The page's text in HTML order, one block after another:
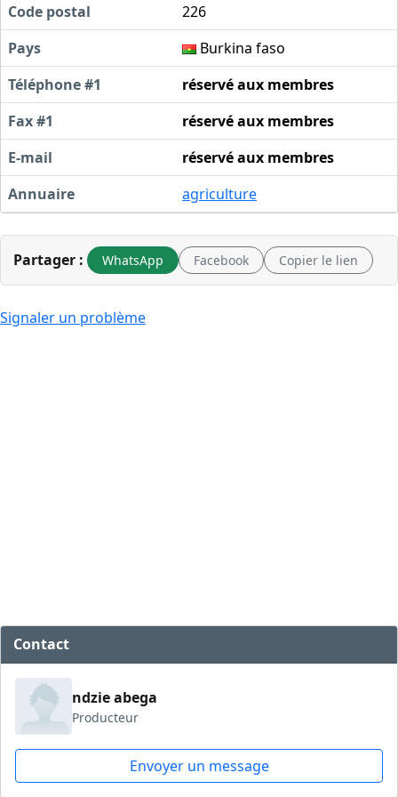
Code postal
226
Pays
Burkina faso
Téléphone #1
réservé aux membres
Fax #1
réservé aux membres
E-mail
réservé aux membres
Annuaire
agriculture
Partager : WhatsApp Facebook Copier le lien
Signaler un problème
Contact
ndzie abega
Producteur
Envoyer un message